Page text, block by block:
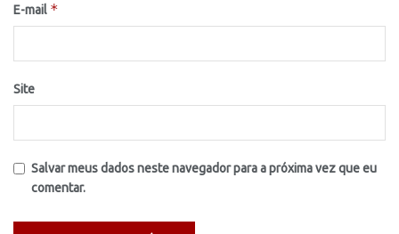
E-mail *
Site
Salvar meus dados neste navegador para a próxima vez que eu
comentar.